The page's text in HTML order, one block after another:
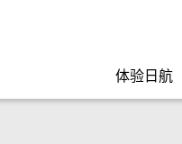
体验日航